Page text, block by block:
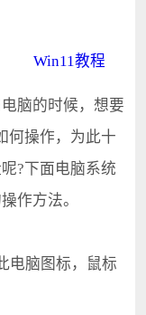
Win11教程
脑的时候，想要
何操作，为此十
?下面电脑系统
作方法。
脑图标，鼠标